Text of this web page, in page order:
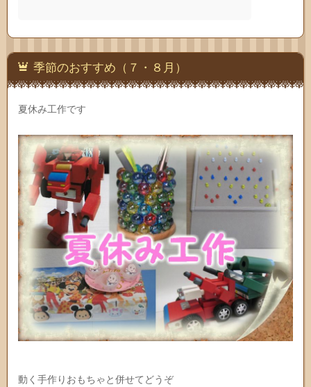
季節のおすすめ（７・８月）
夏休み工作です
動く手作りおもちゃと併せてどうぞ